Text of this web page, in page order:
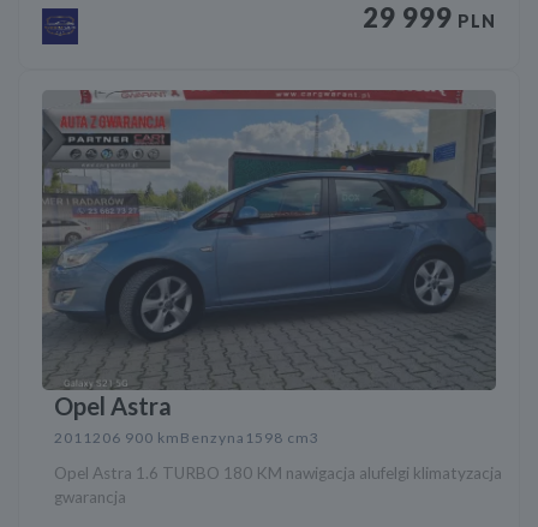
29 999 PLN
Opel Astra
2011206 900 km Benzyna 1598 cm3
Opel Astra 1.6 TURBO 180 KM nawigacja alufelgi klimatyzacja
gwarancja